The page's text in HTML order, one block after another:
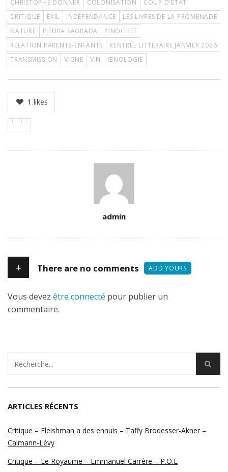
CHRISTOPHE DONNER COLONISATION
COUP D'ÉTAT
CRITIQUE
EXIL INDÉPENDANCE
LES LIVRES DE LA PROMENADE
NATURE
PIEDRA SAGRADA
PINOCHET
RELATION PARENTS-ENFANTS
RENTRÉE LITTÉRAIRE JANVIER 2026
TRANSMISSION
VIGNE VIN ŒNOLOGIE
1 likes
admin
+ There are no comments ADD YOURS
Vous devez être connecté pour publier un
commentaire.
ARTICLES RÉCENTS
Critique – Fleishman a des ennuis – Taffy Brodesser-Akner –
Calmann-Lévy
Critique – Le Royaume – Emmanuel Carrère – P.O.L